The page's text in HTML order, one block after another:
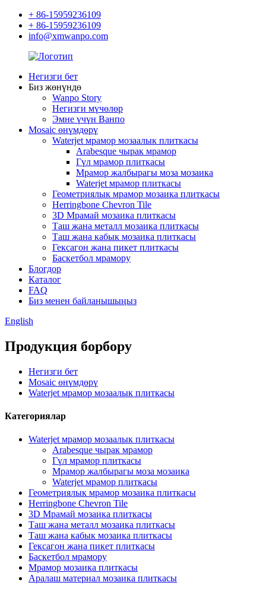
+ 86-15959236109
+ 86-15959236109
info@xmwanpo.com
Негизги бет
Биз жөнүндө
Wanpo Story
Негизги мүчөлөр
Эмне үчүн Ванпо
Mosaic өнүмдөрү
Waterjet мрамор мозаалык плиткасы
Arabesque чырак мрамор
Гүл мрамор плиткасы
Мрамор жалбырагы моза мозаика
Waterjet мрамор плиткасы
Геометриялык мрамор мозаика плиткасы
Herringbone Chevron Tile
3D Мрамай мозаика плиткасы
Таш жана металл мозаика плиткасы
Таш жана кабык мозаика плиткасы
Гексагон жана пикет плиткасы
Баскетбол мрамору
Блогдор
Каталог
FAQ
Биз менен байланышыңыз
English
Продукция борбору
Негизги бет
Mosaic өнүмдөрү
Waterjet мрамор мозаалык плиткасы
Категориялар
Waterjet мрамор мозаалык плиткасы
Arabesque чырак мрамор
Гүл мрамор плиткасы
Мрамор жалбырагы моза мозаика
Waterjet мрамор плиткасы
Геометриялык мрамор мозаика плиткасы
Herringbone Chevron Tile
3D Мрамай мозаика плиткасы
Таш жана металл мозаика плиткасы
Таш жана кабык мозаика плиткасы
Гексагон жана пикет плиткасы
Баскетбол мрамору
Мрамор мозаика плиткасы
Аралаш материал мозаика плиткасы